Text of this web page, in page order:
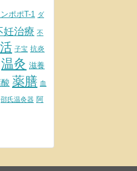
ポポT-1 ダ
妊治療 不
子宝 抗炎
温灸 滋養
薬膳 血
邵氏温灸器 阿